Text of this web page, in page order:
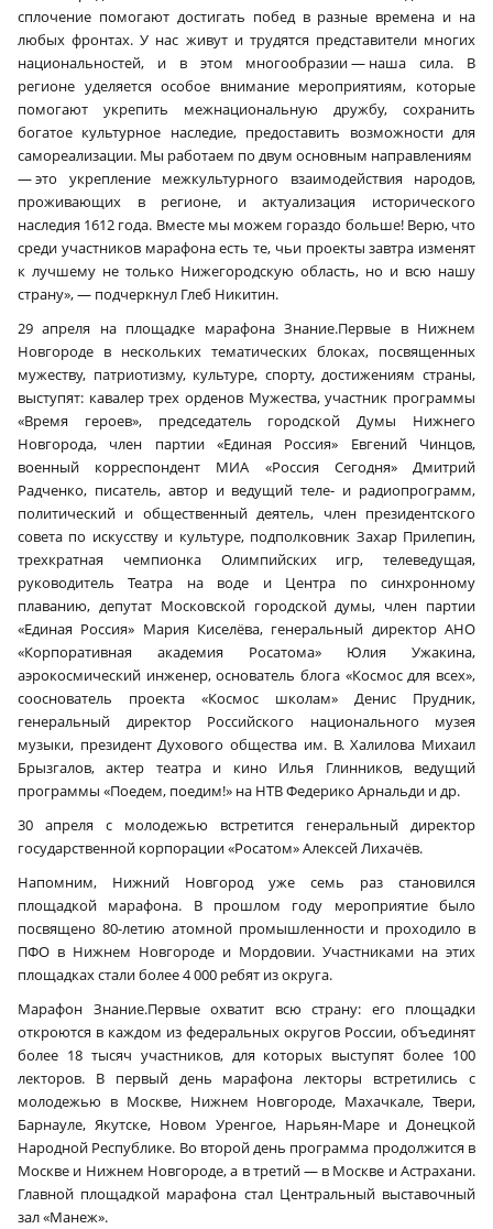
сплочение помогают достигать побед в разные времена и на
любых фронтах. У нас живут и трудятся представители многих
национальностей, и в этом многообразии — наша сила. В
регионе уделяется особое внимание мероприятиям, которые
помогают укрепить межнациональную дружбу, сохранить
богатое культурное наследие, предоставить возможности для
самореализации. Мы работаем по двум основным направлениям
— это укрепление межкультурного взаимодействия народов,
проживающих в регионе, и актуализация исторического
наследия 1612 года. Вместе мы можем гораздо больше! Верю, что
среди участников марафона есть те, чьи проекты завтра изменят
к лучшему не только Нижегородскую область, но и всю нашу
страну», — подчеркнул Глеб Никитин.
29 апреля на площадке марафона Знание.Первые в Нижнем
Новгороде в нескольких тематических блоках, посвященных
мужеству, патриотизму, культуре, спорту, достижениям страны,
выступят: кавалер трех орденов Мужества, участник программы
«Время героев», председатель городской Думы Нижнего
Новгорода, член партии «Единая Россия» Евгений Чинцов,
военный корреспондент МИА «Россия Сегодня» Дмитрий
Радченко, писатель, автор и ведущий теле- и радиопрограмм,
политический и общественный деятель, член президентского
совета по искусству и культуре, подполковник Захар Прилепин,
трехкратная чемпионка Олимпийских игр, телеведущая,
руководитель Театра на воде и Центра по синхронному
плаванию, депутат Московской городской думы, член партии
«Единая Россия» Мария Киселёва, генеральный директор АНО
«Корпоративная академия Росатома» Юлия Ужакина,
аэрокосмический инженер, основатель блога «Космос для всех»,
сооснователь проекта «Космос школам» Денис Прудник,
генеральный директор Российского национального музея
музыки, президент Духового общества им. В. Халилова Михаил
Брызгалов, актер театра и кино Илья Глинников, ведущий
программы «Поедем, поедим!» на НТВ Федерико Арнальди и др.
30 апреля с молодежью встретится генеральный директор
государственной корпорации «Росатом» Алексей Лихачёв.
Напомним, Нижний Новгород уже семь раз становился
площадкой марафона. В прошлом году мероприятие было
посвящено 80-летию атомной промышленности и проходило в
ПФО в Нижнем Новгороде и Мордовии. Участниками на этих
площадках стали более 4 000 ребят из округа.
Марафон Знание.Первые охватит всю страну: его площадки
откроются в каждом из федеральных округов России, объединят
более 18 тысяч участников, для которых выступят более 100
лекторов. В первый день марафона лекторы встретились с
молодежью в Москве, Нижнем Новгороде, Махачкале, Твери,
Барнауле, Якутске, Новом Уренгое, Нарьян-Маре и Донецкой
Народной Республике. Во второй день программа продолжится в
Москве и Нижнем Новгороде, а в третий — в Москве и Астрахани.
Главной площадкой марафона стал Центральный выставочный
зал «Манеж».